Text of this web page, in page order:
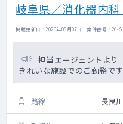
岐阜県／消化器内
掲載更新日 : 2026年08月07日 案件番号 : 26-
担当エージェントより
きれいな施設でのご勤務です
路線 長良